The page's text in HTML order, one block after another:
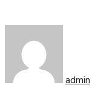
admin